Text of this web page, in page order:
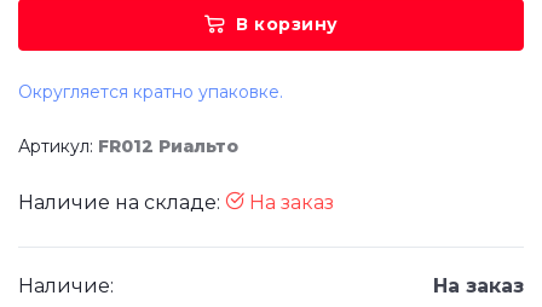
В корзину
Округляется кратно упаковке.
Артикул: FR012 Риальто
Наличие на складе: На заказ
Наличие:
На заказ